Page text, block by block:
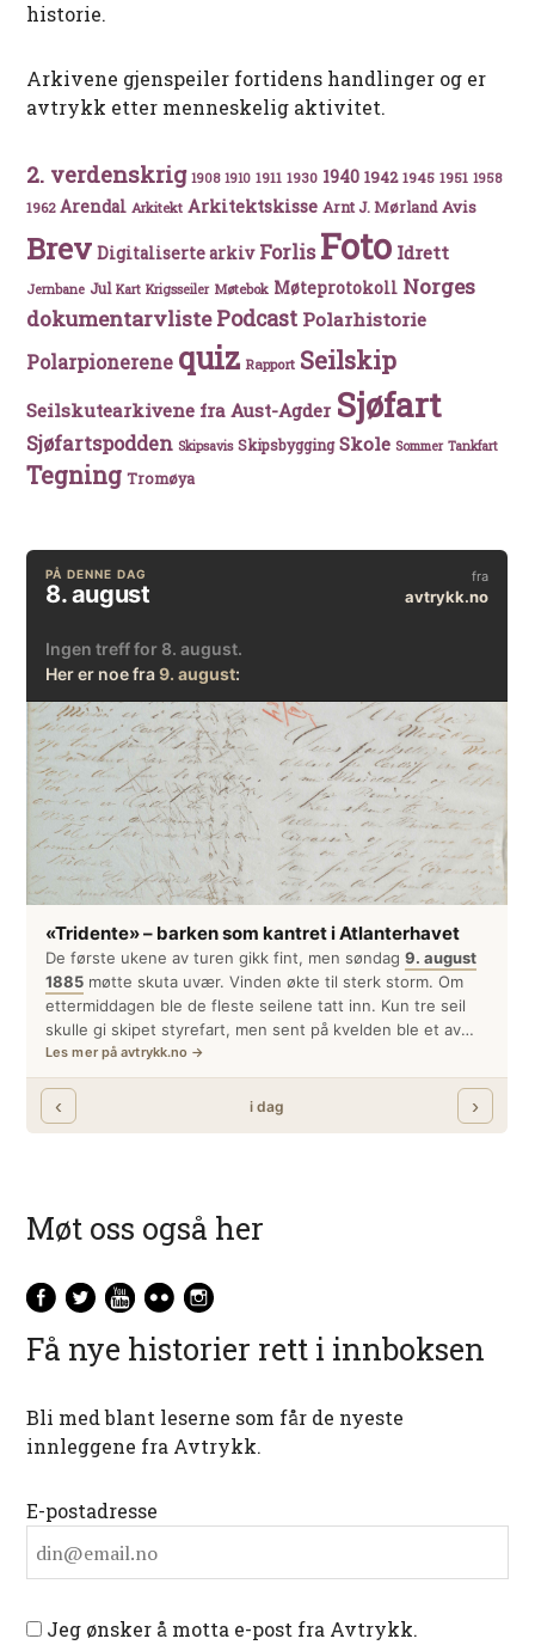
historie.
Arkivene gjenspeiler fortidens handlinger og er
avtrykk etter menneskelig aktivitet.
2. verdenskrig 1908 1910 1911 1930 1940 1942 1945 1951 1958
1962 Arendal Arkitekt Arkitektskisse Arnt J. Mørland Avis
Brev Digitaliserte arkiv Forlis Foto Idrett
Jernbane Jul Kart Krigsseiler Møtebok Møteprotokoll Norges
dokumentarvlistePodcast Polarhistorie
Polarpionerene quiz Rapport Seilskip
Seilskutearkivene fra Aust-Agder Sjøfart
Sjøfartspodden Skipsavis Skipsbygging Skole Sommer Tankfart
Tegning Tromøya
Møt oss også her
Få nye historier rett i innboksen
Bli med blant leserne som får de nyeste
innleggene fra Avtrykk.
E-postadresse
Jeg ønsker å motta e-post fra Avtrykk.